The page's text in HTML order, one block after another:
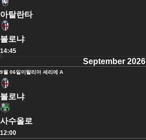
아탈란타
볼로냐
14:45
September 2026
9월 06일이탈리아 세리에 A
볼로냐
사수올로
12:00